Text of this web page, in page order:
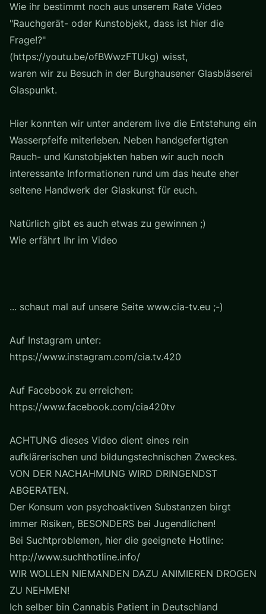
Wie ihr bestimmt noch aus unserem Rate Video
"Rauchgerät- oder Kunstobjekt, dass ist hier die
Frage!?"
(https://youtu.be/ofBWwzFTUkg) wisst,
waren wir zu Besuch in der Burghausener Glasbläserei
Glaspunkt.
Hier konnten wir unter anderem live die Entstehung ein
Wasserpfeife miterleben. Neben handgefertigten
Rauch- und Kunstobjekten haben wir auch noch
interessante Informationen rund um das heute eher
seltene Handwerk der Glaskunst für euch.
Natürlich gibt es auch etwas zu gewinnen ;)
Wie erfährt Ihr im Video
... schaut mal auf unsere Seite www.cia-tv.eu ;-)
Auf Instagram unter:
https://www.instagram.com/cia.tv.420
Auf Facebook zu erreichen:
https://www.facebook.com/cia420tv
ACHTUNG dieses Video dient eines rein
aufklärerischen und bildungstechnischen Zweckes.
VON DER NACHAHMUNG WIRD DRINGENDST
ABGERATEN.
Der Konsum von psychoaktiven Substanzen birgt
immer Risiken, BESONDERS bei Jugendlichen!
Bei Suchtproblemen, hier die geeignete Hotline:
http://www.suchthotline.info/
WIR WOLLEN NIEMANDEN DAZU ANIMIEREN DROGEN
ZU NEHMEN!
Ich selber bin Cannabis Patient in Deutschland